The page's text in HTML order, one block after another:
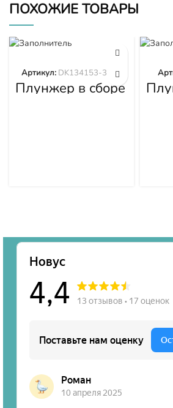
ПОХОЖИЕ ТОВАРЫ
Плунжер в сборе
DK134153-3520
Артикул: DK134153-3520